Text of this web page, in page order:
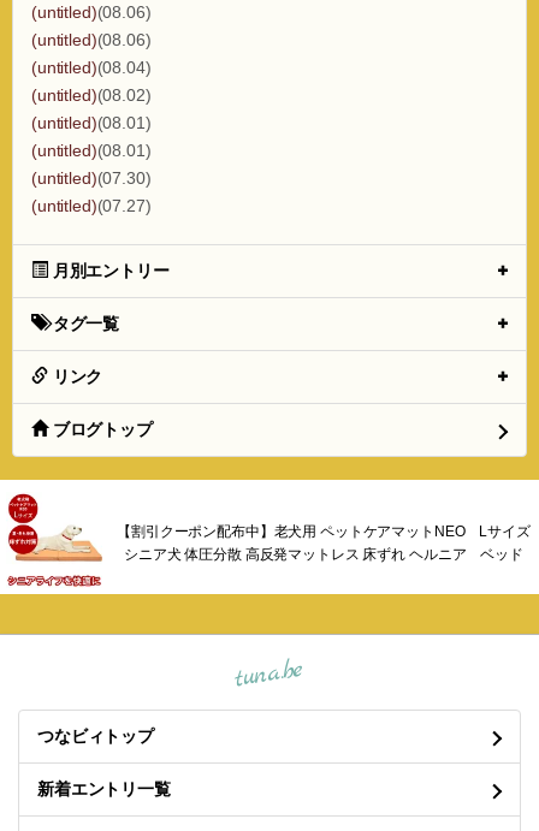
(untitled)(08.06)
(untitled)(08.06)
(untitled)(08.04)
(untitled)(08.02)
(untitled)(08.01)
(untitled)(08.01)
(untitled)(07.30)
(untitled)(07.27)
月別エントリー
タグ一覧
リンク
ブログトップ
【割引クーポン配布中】老犬用 ペットケアマットNEO Lサイズ
シニア犬 体圧分散 高反発マットレス 床ずれ ヘルニア ベッド
tuna.be
つなビィトップ
新着エントリ一覧